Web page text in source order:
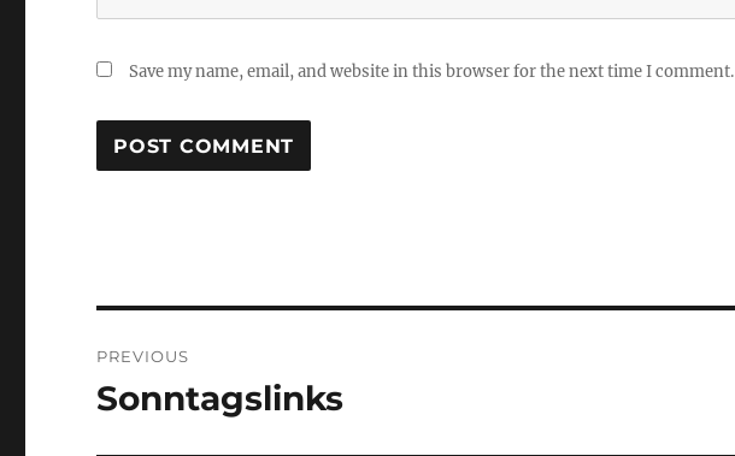
Save my name, email, and website in this browser for the next time I comment.
navigation
PREVIOUS
Previous
Sonntagslinks